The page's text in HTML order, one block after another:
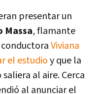
presentar un
Massa, flamante
Viviana
el estudioy que la
al aire. Cerca
al anunciar el